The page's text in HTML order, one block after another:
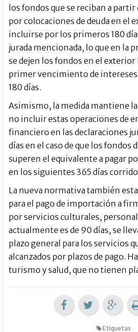
los fondos que se reciban a
por colocaciones de deuda en el
incluirse por los primeros 180
jurada mencionada, lo que en la
se dejen los fondos en el exterior
primer vencimiento de
180 días.
Asimismo, la medida mantiene
no incluir estas operaciones de
financiero en las declaraciones
días en el caso de que los fondos
superen el equivalente a pagar
en los siguientes 365 días
La nueva normativa también
para el pago de importación a
por servicios culturales,
actualmente es de 90 días, se
plazo general para los servicios
alcanzados por plazos de pago.
turismo y salud, que no tienen
Etiquetas